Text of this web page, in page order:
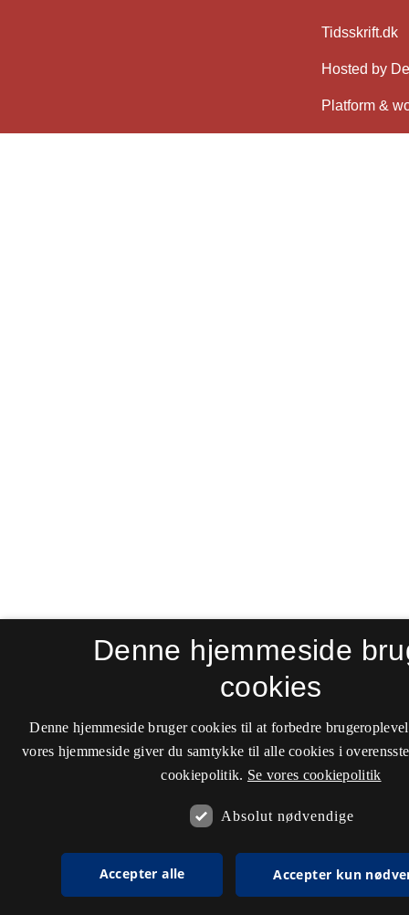
Denne hjemmeside
cookies
Denne hjemmeside bruger cookies til at forbedre
vores hjemmeside giver du samtykke til alle cookies i
cookiepolitik. Se vores cookiepolitik
Absolut nødvendige
Accepter alle Accepter kun